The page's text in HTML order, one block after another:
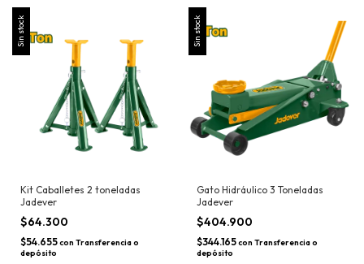
Sin stock
Kit Caballetes 2 toneladas
Jadever
$64.300
$54.655con Transferencia o
depósito
Sin stock
Gato Hidráulico 3 Toneladas
Jadever
$404.900
$344.165con Transferencia o
depósito